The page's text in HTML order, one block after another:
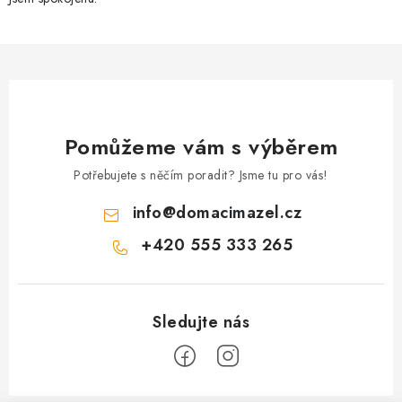
Pomůžeme vám s výběrem
Potřebujete s něčím poradit? Jsme tu pro vás!
info@domacimazel.cz
+420 555 333 265